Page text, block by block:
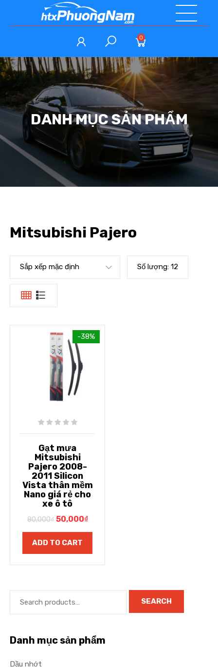
0
DANH MỤC SẢN PHẨM
Mitsubishi Pajero
Sắp xếp mặc định Số lượng: 12
-38%
Gạt mưa
Mitsubishi
Pajero 2008-
2011 Silicon
Vista thân mềm
Nano giá rẻ cho
xe ô tô
80,000₫ 50,000₫
ADD TO CART
SEARCH
Danh mục sản phẩm
Dầu nhớt